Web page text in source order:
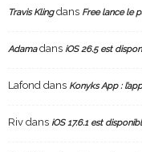
Travis Klingdans Free lance le
Adamadans iOS 26.5 est
Lafond dans Konyks App :
Riv dans iOS 17.6.1 est